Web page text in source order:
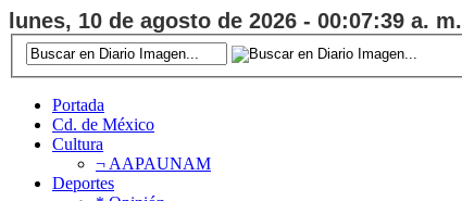
lunes, 10 de agosto de 2026 - 00:07:40 a. m.
Portada
Cd. de México
Cultura
¬ AAPAUNAM
Deportes